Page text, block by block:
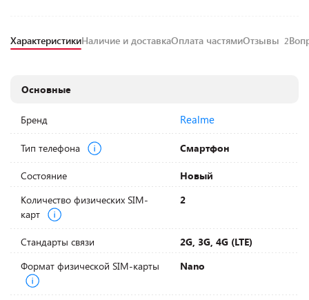
ХарактеристикиНаличие и доставкаОплата частямиОтзывы 2
Основные
Бренд Realme
Тип телефона Смартфон
Состояние
Новый
Количество физических SIM-
карт
2
Стандарты связи
2G, 3G, 4G (LTE)
Формат физической SIM-карты
Nano